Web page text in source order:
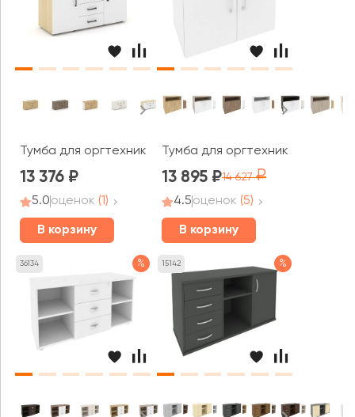
Тумба для оргтехники/сервисная 1206x460x576
13 376
5.0оценок (1)
В корзину
Тумба для оргтехники/
13 895 14 627
4.5оценок (5)
В корзину
36134 % 15142 %